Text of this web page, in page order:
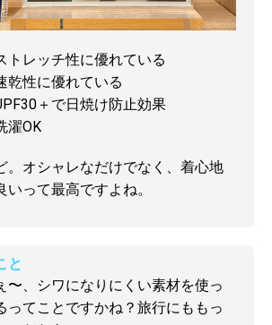
トレッチ性に優れている
乾性に優れている
＋で日焼け防止効果
濯OK
。オシャレなだけでなく、着心地
いって最高ですよね。
と
〜、シワになりにくい素材を使っ
ってことですかね？旅行にももっ